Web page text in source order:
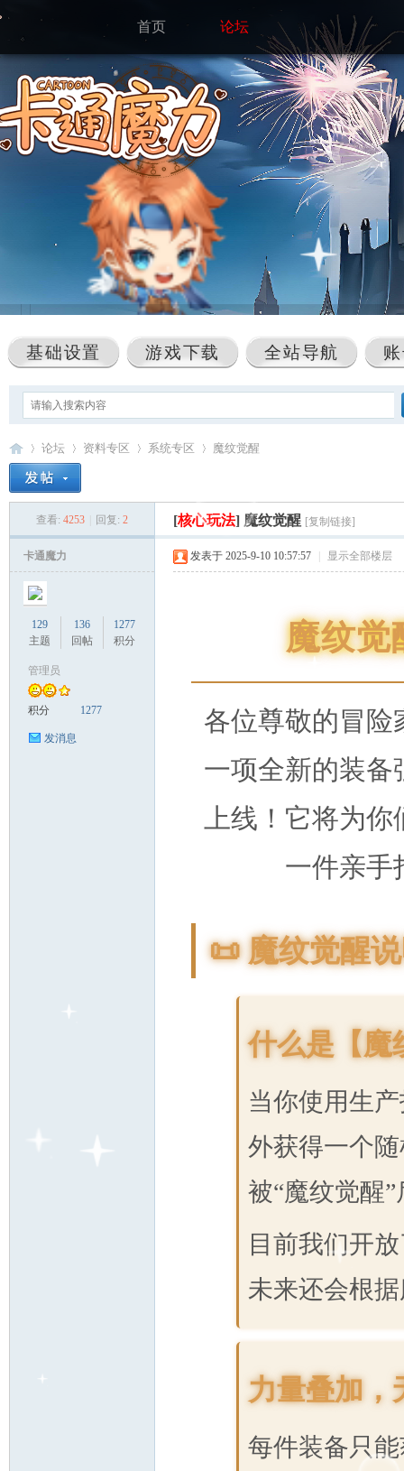
首页 论坛
基础设置 游戏下载 全站导航
论坛
›
资料专区 系统专区
›
魔纹觉醒
查看: 4253 回复: 2 [核心玩法] 魔纹觉醒 [复制链接]
卡通魔力
129
主题
136
回帖
1277
积分
管理员
积分 1277
发消息
发表于 2025-9-10 10:57:57 显示全部楼层
魔纹觉
各位尊敬的冒险
一项全新的装
上线！它将为你
一件亲手
📜 魔纹觉醒
什么是【魔
当你使用生
外获得一个
被“魔纹觉醒
目前我们开
未来还会根
力量叠加，
每件装备只